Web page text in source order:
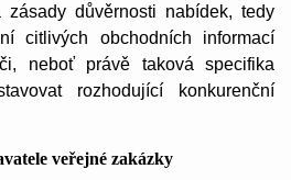
zásady důvěrnosti nabídek, tedy
citlivých obchodních informací
neboť právě taková specifika
rozhodující konkurenční
veřejné zakázky